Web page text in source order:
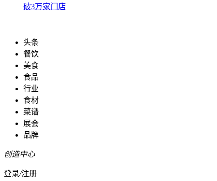
破3万家门店
头条
餐饮
美食
食品
行业
食材
菜谱
展会
品牌
创造中心
登录/注册